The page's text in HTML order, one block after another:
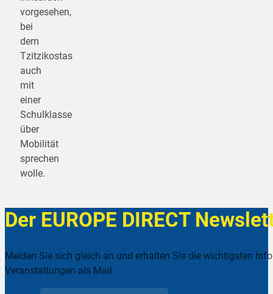
vorgesehen,
bei
dem
Tzitzikostas
auch
mit
einer
Schulklasse
über
Mobilität
sprechen
wolle.
Der EUROPE DIRECT
Melden Sie sich gleich an und erhalten Sie die wichtigsten
Veranstaltungen als Mail